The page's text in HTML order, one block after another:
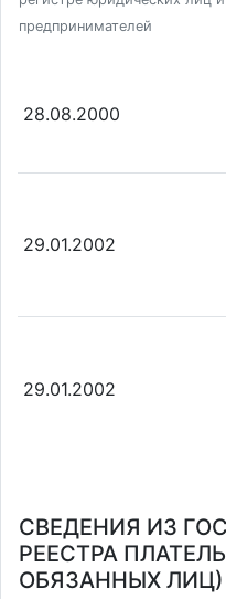
предпринимателей
28.08.2000
29.01.2002
29.01.2002
СВЕДЕНИЯ ИЗ
РЕЕСТРА
ОБЯЗАННЫХ ЛИЦ)